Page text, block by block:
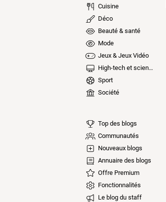
Cuisine
Déco
Beauté & santé
Mode
Jeux & Jeux Vidéo
High-tech et sciences
Sport
Société
Top des blogs
Communautés
Nouveaux blogs
Annuaire des blogs
Offre Premium
Fonctionnalités
Le blog du staff